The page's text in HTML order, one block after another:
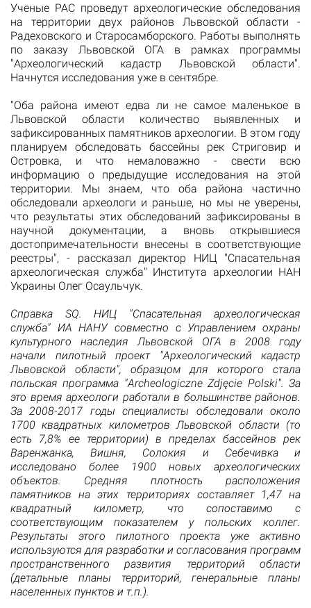
Ученые РАС проведут археологические обследования
на территории двух районов Львовской области -
Радеховского и Старосамборского. Работы выполнять
по заказу Львовской ОГА в рамках программы
"Археологический кадастр Львовской области".
Начнутся исследования уже в сентябре.
"Оба района имеют едва ли не самое маленькое в
Львовской области количество выявленных и
зафиксированных памятников археологии. В этом году
планируем обследовать бассейны рек Стриговир и
Островка, и что немаловажно - свести всю
информацию о предыдущие исследования на этой
территории. Мы знаем, что оба района частично
обследовали археологи и раньше, но мы не уверены,
что результаты этих обследований зафиксированы в
научной документации, а вновь открывшиеся
достопримечательности внесены в соответствующие
реестры", - рассказал директор НИЦ "Спасательная
археологическая служба" Института археологии НАН
Украины Олег Осаульчук.
Справка SQ. НИЦ "Спасательная археологическая
служба" ИА НАНУ совместно с Управлением охраны
культурного наследия Львовской ОГА в 2008 году
начали пилотный проект "Археологический кадастр
Львовской области", образцом для которого стала
польская программа "Archeologiczne Zdjęcie Polski". За
это время археологи работали в большинстве районов.
За 2008-2017 годы специалисты обследовали около
1700 квадратных километров Львовской области (то
есть 7,8% ее территории) в пределах бассейнов рек
Варенжанка, Вишня, Солокия и Себечивка и
исследовано более 1900 новых археологических
объектов. Средняя плотность расположения
памятников на этих территориях составляет 1,47 на
квадратный километр, что сопоставимо с
соответствующим показателем у польских коллег.
Результаты этого пилотного проекта уже активно
используются для разработки и согласования программ
пространственного развития территорий области
(детальные планы территорий, генеральные планы
населенных пунктов и т.п.).